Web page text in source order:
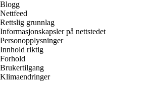
Blogg
Nettfeed
Rettslig grunnlag
Informasjonskapsler på nettstedet
Personopplysninger
Innhold riktig
Forhold
Brukertilgang
Klimaendringer